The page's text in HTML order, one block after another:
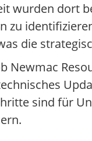
wurden
die
Newmac
sind für